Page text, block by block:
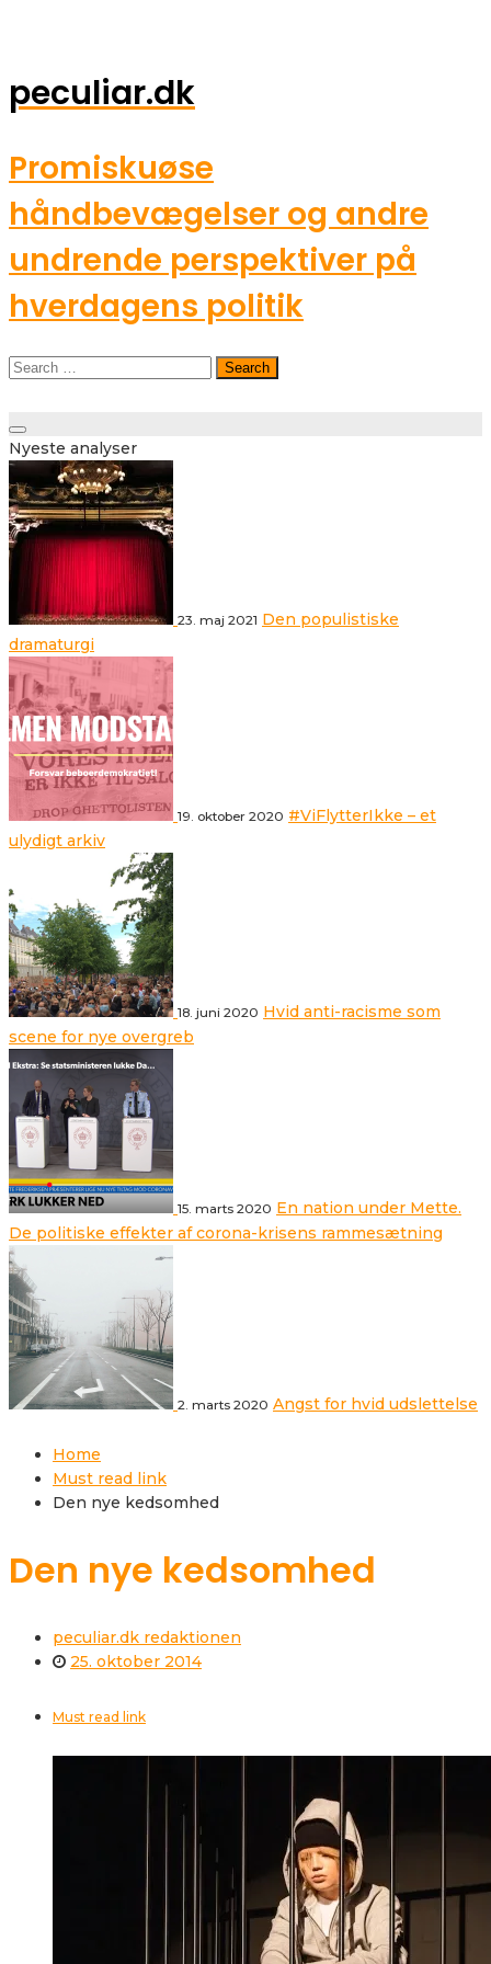
peculiar.dk
Promiskuøse
håndbevægelser og andre
undrende perspektiver på
hverdagens politik
Search
Toggle
navigation
Nyeste analyser
23. maj 2021 Den populistiske
dramaturgi
19. oktober 2020 #ViFlytterIkke – et
ulydigt arkiv
18. juni 2020 Hvid anti-racisme som
scene for nye overgreb
15. marts 2020 En nation under Mette.
De politiske effekter af corona-krisens rammesætning
2. marts 2020 Angst for hvid udslettelse
Home
Must read link
Den nye kedsomhed
Den nye kedsomhed
peculiar.dk redaktionen
25. oktober 2014
Must read link